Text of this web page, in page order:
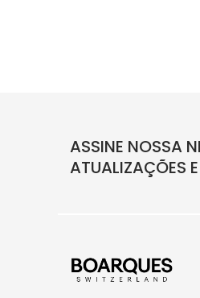
ASSINE NOSSA
ATUALIZAÇÕES